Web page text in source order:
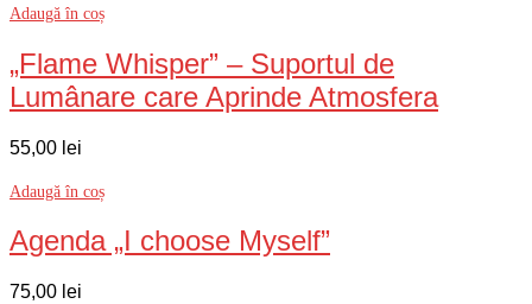
Adaugă în coș
„Flame Whisper” – Suportul de
Lumânare care Aprinde Atmosfera
55,00 lei
Adaugă în coș
Agenda „I choose Myself”
75,00 lei